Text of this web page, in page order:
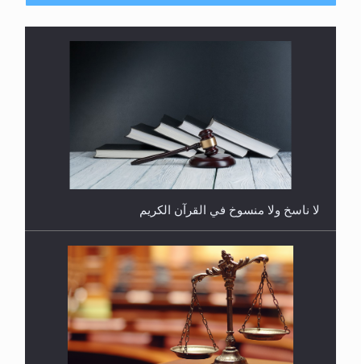
هل يُحسب حول الزكاة وفق السنة الميلادية أو الهجرية؟
هل يجوز فتح مشروع كوافير نسائي للمحجبات وغير
المحجبات؟
لا ناسخ ولا منسوخ في القرآن الكريم